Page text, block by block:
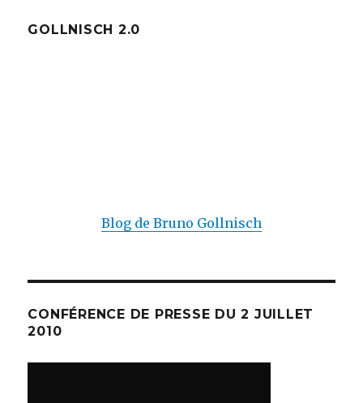
GOLLNISCH 2.0
Blog de Bruno Gollnisch
CONFÉRENCE DE PRESSE DU 2 JUILLET
2010